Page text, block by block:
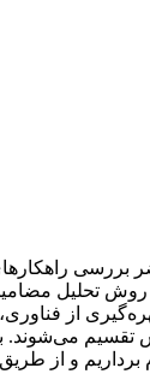
راهکارهای
از
می‌شوند.
و از